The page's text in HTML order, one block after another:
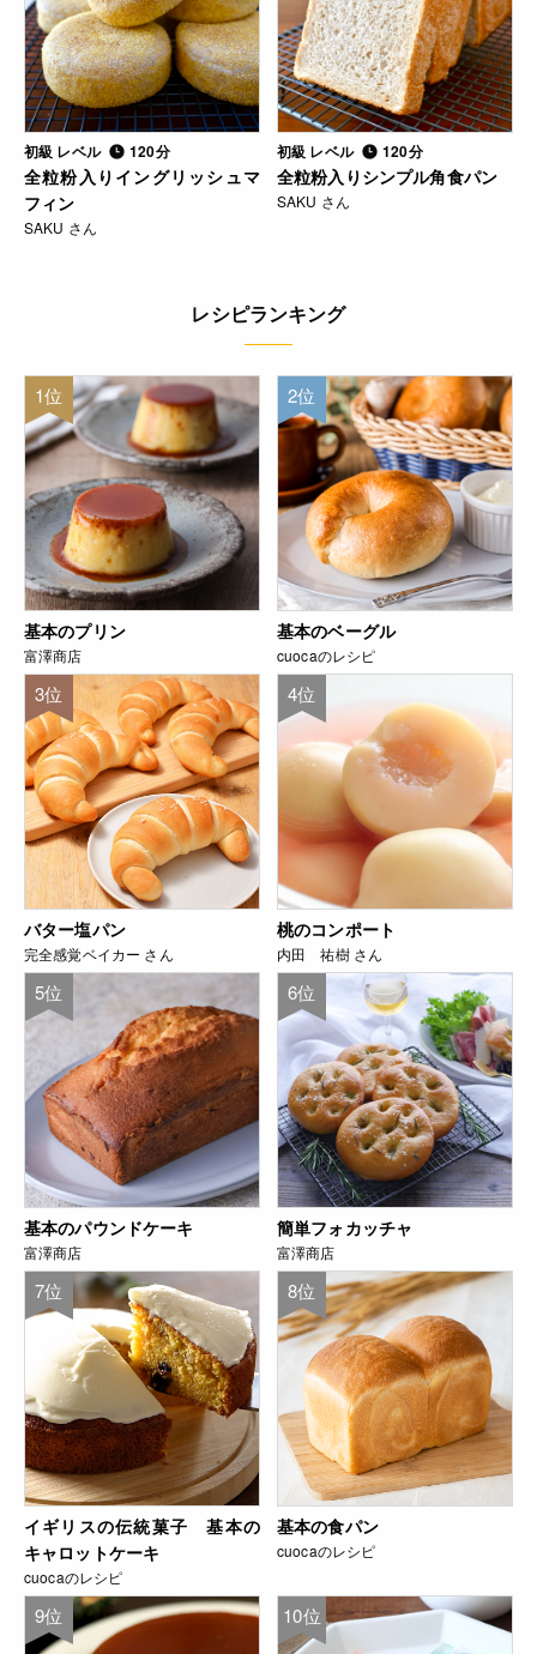
初級 レベル 120分
全粒粉入りイングリッシュマ
フィン
SAKU さん
初級 レベル 120分
全粒粉入りシンプル角食パン
SAKU さん
レシピランキング
1位
基本のプリン
富澤商店
2位
基本のベーグル
cuocaのレシピ
3位
バター塩パン
完全感覚ベイカー さん
4位
桃のコンポート
内田 祐樹 さん
5位
基本のパウンドケーキ
富澤商店
6位
簡単フォカッチャ
富澤商店
7位
イギリスの伝統菓子 基本の
キャロットケーキ
cuocaのレシピ
8位
基本の食パン
cuocaのレシピ
9位 10位